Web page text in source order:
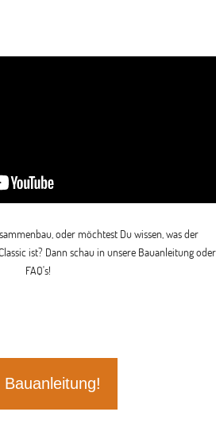
oder möchtest Du wissen, was der
ist? Dann schau in unsere Bauanleitung oder
FAQ's!
Bauanleitung!